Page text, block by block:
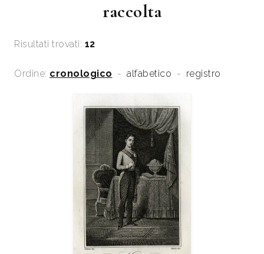
raccolta
Risultati trovati: 12
Ordine: cronologico - alfabetico - registro